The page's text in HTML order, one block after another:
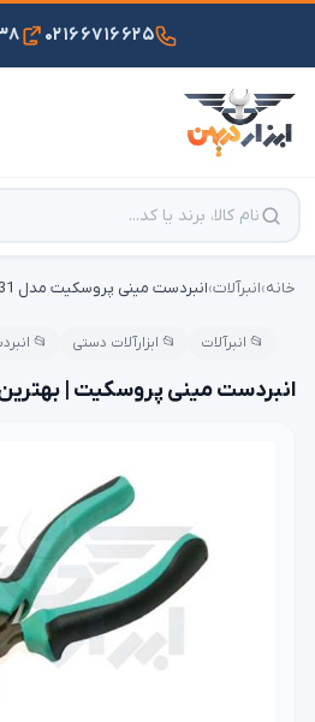
۰۲۱۶۶۷۱۶۶۲۵
خانه›انبرآلات›انبردست مینی پروسکیت مدل proskit pm 731
📂 انبرآلات 📂 ابزارآلات دستی 📂
انبردست مینی پروسکیت |